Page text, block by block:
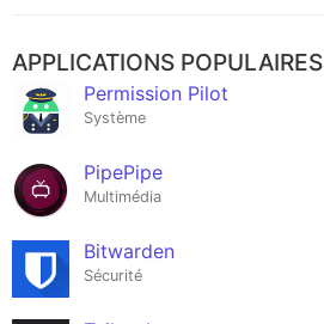
APPLICATIONS POPULAIRES
Permission Pilot
Système
PipePipe
Multimédia
Bitwarden
Sécurité